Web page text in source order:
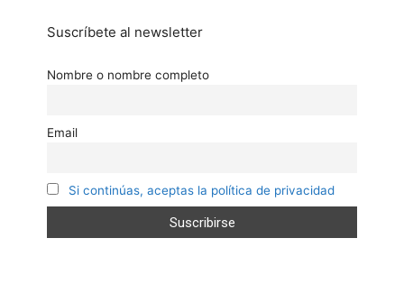
Suscríbete al newsletter
Nombre o nombre completo
Email
Si continúas, aceptas la política de privacidad